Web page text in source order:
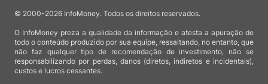
© 2000-2026 InfoMoney. Todos os direitos reservados.
O InfoMoney preza a qualidade da informação e atesta a apuração de
todo o conteúdo produzido por sua equipe, ressaltando, no entanto, que
não faz qualquer tipo de recomendação de investimento, não se
responsabilizando por perdas, danos (diretos, indiretos e incidentais),
custos e lucros cessantes.